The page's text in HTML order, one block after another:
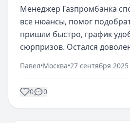
Менеджер Газпромбанка
все нюансы, помог
пришли быстро, график
сюрпризов. Остался
Павел•Москва•27 сентября 2025
0 0